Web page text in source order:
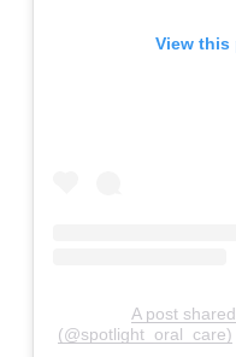
View this
A post
(@spotlight_oral_care)